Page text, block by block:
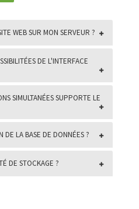
WEB SUR MON SERVEUR ?
DE L'INTERFACE
SIMULTANÉES SUPPORTE LE
DE LA BASE DE DONNÉES ?
DE STOCKAGE ?